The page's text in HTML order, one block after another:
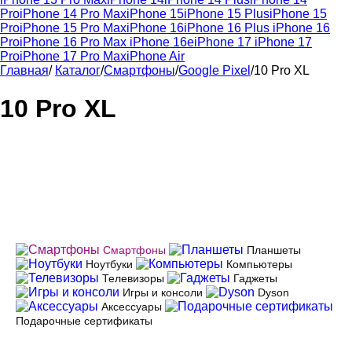
ProiPhone 14 Pro MaxiPhone 15iPhone 15 PlusiPhone 15
ProiPhone 15 Pro MaxiPhone 16iPhone 16 Plus iPhone 16
ProiPhone 16 Pro Max iPhone 16eiPhone 17 iPhone 17
ProiPhone 17 Pro MaxiPhone Air
Главная/ Каталог/Смартфоны/Google Pixel /10 Pro XL
10 Pro XL
Смартфоны
Планшеты
Ноутбуки
Компьютеры
Телевизоры
Гаджеты
Игры и консоли
Dyson
Аксессуары
Подарочные сертификаты